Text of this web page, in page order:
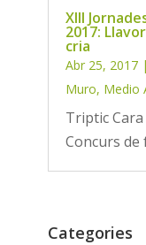
XIII
2017:
cria
Abr 25, 2017|
Muro, Medio
Triptic
Concurs
Categories